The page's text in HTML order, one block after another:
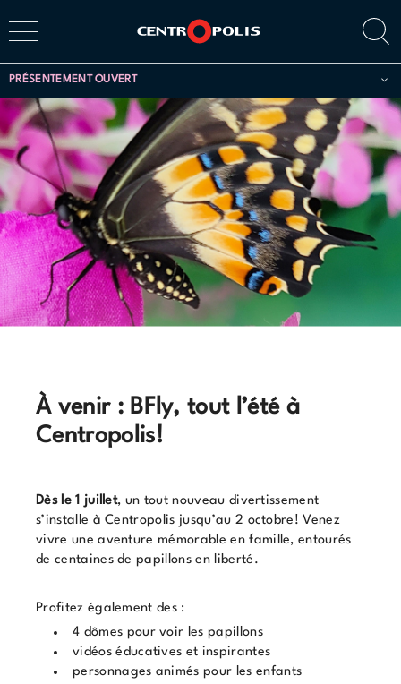
PRÉSENTEMENT OUVERT
À venir : BFly, tout l’été à
Centropolis!
Dès le 1 juillet, un tout nouveau divertissement
s’installe à Centropolis jusqu’au 2 octobre! Venez
vivre une aventure mémorable en famille, entourés
de centaines de papillons en liberté.
Profitez également des :
4 dômes pour voir les papillons
vidéos éducatives et inspirantes
personnages animés pour les enfants